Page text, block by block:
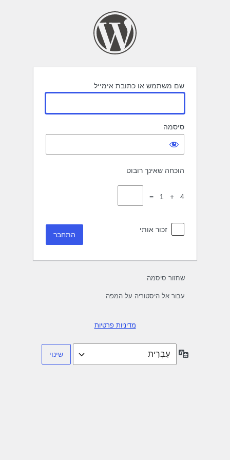
שם משתמש או כתובת אימייל
סיסמה
הוכחה שאינך רובוט
4 + 1 =
זכור אותי
שחזור סיסמה
עבור אל היסטוריה על המפה
מדיניות פרטיות
שפה